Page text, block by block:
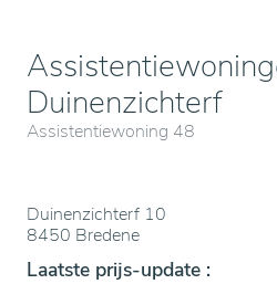
Duinenzichterf
Assistentiewoning 48
Duinenzichterf 10
8450 Bredene
Laatste prijs-update :